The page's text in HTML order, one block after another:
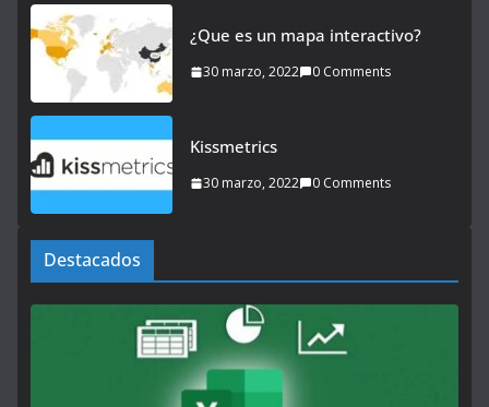
¿Que es un mapa interactivo?
30 marzo, 2022 0 Comments
Kissmetrics
30 marzo, 2022 0 Comments
Destacados